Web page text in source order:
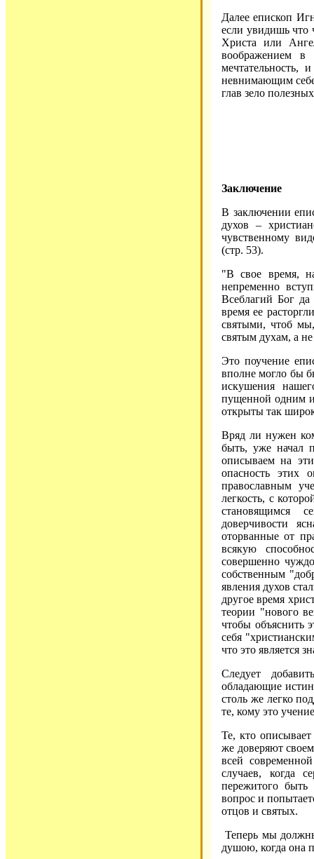
Далее епископ
если увидишь что
Христа или
воображением в
мечтательность,
невнимающим
глав зело
Заключение
В заключении
духов –
чувственному
(стр. 53).
"В свое время,
непременно
Всеблагий Бог
время ее
святыми, чтоб
святым духам, а
Это поучение
вполне могло бы
искушения
пущенной одним
открыты так
Вряд ли нужен
быть, уже начал
описываем на
опасность этих
православным
легкость, с
становящимся
доверчивости
оторванные от
всякую
совершенно
собственным
явления духов
другое время
теории "нового
чтобы объяснить
себя
что это является
Следует
обладающие
столь же легко
те, кому это
Те, кто
же доверяют
всей
случаев, когда
пережитого быть
вопрос и
отцов и святых.
Теперь мы
душою, когда она